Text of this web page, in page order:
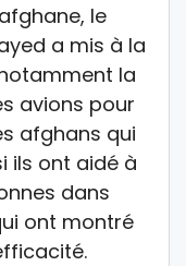
le
a mis à la
la
avions pour
afghans qui
ils ont aidé à
dans
ont montré